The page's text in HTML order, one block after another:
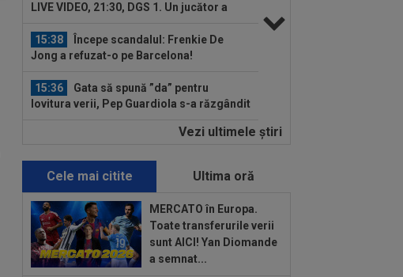
LIVE VIDEO, 21:30, DGS 1. Un jucător a
15:38
Începe scandalul: Frenkie De
Jong a refuzat-o pe Barcelona!
15:36
Gata să spună ”da” pentru
lovitura verii, Pep Guardiola s-a răzgândit
Dani Coman e
15:30
Ștefania Uță, în finală la Mondialul
U20! Românca luptă pentru AUR. Când e
cursa
15:06
Sepsi - FCSB | LIVE VIDEO, luni,
21:30, DGS 1. Roș-albaștrii, ”ca acasă”
la...
Vezi ultimele ştiri
Cele mai citite Ultima oră
MERCATO în Europa.
Toate transferurile verii
sunt AICI! Yan Diomande
a semnat...